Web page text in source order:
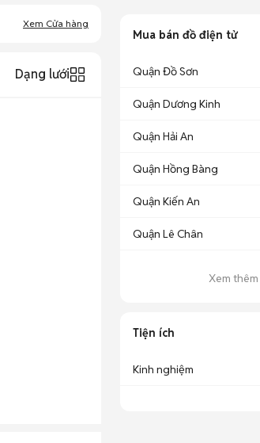
Xem Cửa hàng
Dạng lưới
Mua bán đồ điện tử
Quận Đồ Sơn
Quận Dương Kinh
Quận Hải An
Quận Hồng Bàng
Quận Kiến An
Quận Lê Chân
Xem thêm
Tiện ích
Kinh nghiệm